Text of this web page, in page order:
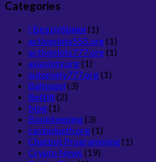
Categories
! Без рубрики (1)
activeslots555.org(1)
activeslots777.org(1)
asiasloty.org(1)
automaty777.org(1)
Bahsegel (3)
Bettilt(2)
blog(1)
Bookkeeping(3)
casinoluxth.org(1)
Chatbot Programming(1)
Crypto News (19)